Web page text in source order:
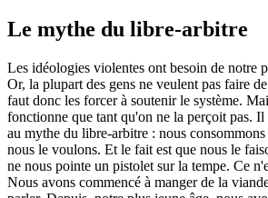
Le mythe du libre-arbitre
Les idéologies violentes ont besoin de notre
Or, la plupart des gens ne veulent pas faire
faut donc les forcer à soutenir le système.
fonctionne que tant qu'on ne la perçoit pas.
au mythe du libre-arbitre : nous
nous le voulons. Et le fait est que nous le
ne nous pointe un pistolet sur la tempe. Ce
Nous avons commencé à manger de la